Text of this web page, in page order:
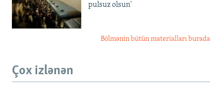
pulsuz olsun'
Bölmənin bütün materialları burada
Çox izlənən